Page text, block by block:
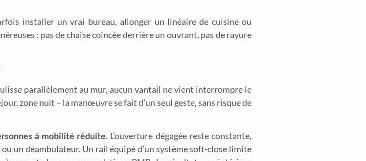
installer un vrai bureau, allonger un linéaire de cuisine ou
: pas de chaise coincée derrière un ouvrant, pas de rayure
parallèlement au mur, aucun vantail ne vient interrompre le
zone nuit – la manœuvre se fait d’un seul geste, sans risque de
à mobilité réduite. L’ouverture dégagée reste constante,
un déambulateur. Un rail équipé d’un système soft-close limite